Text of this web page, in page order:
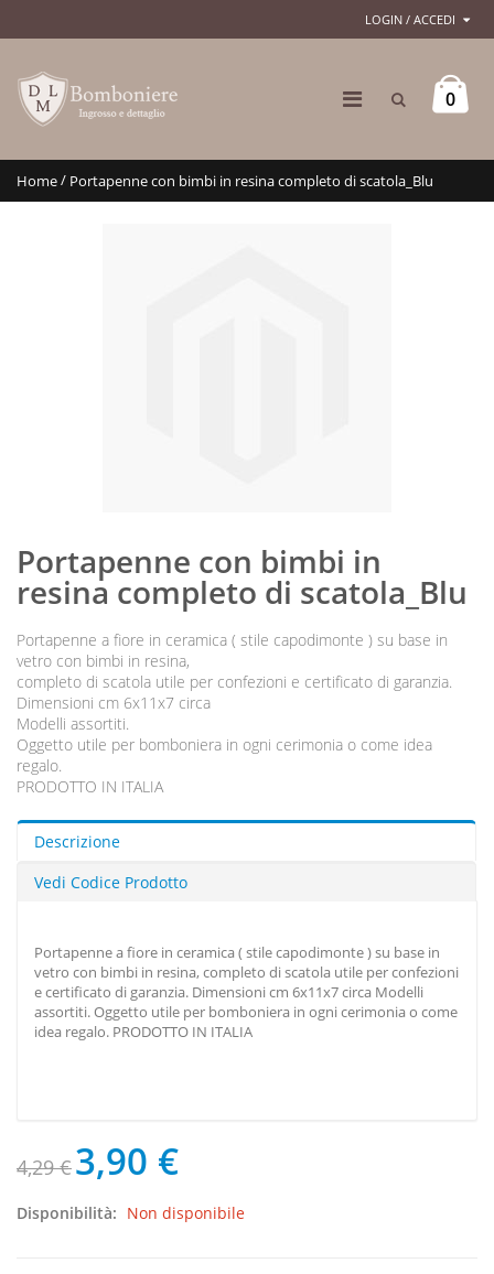
LOGIN / ACCEDI
0
Home/ Portapenne con bimbi in resina completo di scatola_Blu
Portapenne con bimbi in
resina completo di scatola_Blu
Portapenne a fiore in ceramica ( stile capodimonte ) su base in
vetro con bimbi in resina,
completo di scatola utile per confezioni e certificato di garanzia.
Dimensioni cm 6x11x7 circa
Modelli assortiti.
Oggetto utile per bomboniera in ogni cerimonia o come idea
regalo.
PRODOTTO IN ITALIA
Descrizione
Vedi Codice Prodotto
Portapenne a fiore in ceramica ( stile capodimonte ) su base in
vetro con bimbi in resina, completo di scatola utile per confezioni
e certificato di garanzia. Dimensioni cm 6x11x7 circa Modelli
assortiti. Oggetto utile per bomboniera in ogni cerimonia o come
idea regalo. PRODOTTO IN ITALIA
4,29 €3,90 €
Disponibilità: Non disponibile